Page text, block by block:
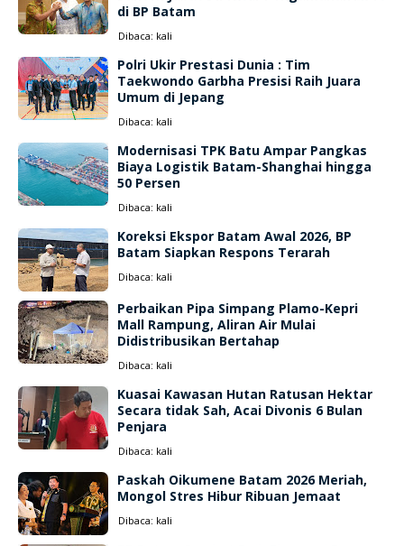
di BP Batam
Dibaca: kali
Polri Ukir Prestasi Dunia : Tim
Taekwondo Garbha Presisi Raih Juara
Umum di Jepang
Dibaca: kali
Modernisasi TPK Batu Ampar Pangkas
Biaya Logistik Batam-Shanghai hingga
50 Persen
Dibaca: kali
Koreksi Ekspor Batam Awal 2026, BP
Batam Siapkan Respons Terarah
Dibaca: kali
Perbaikan Pipa Simpang Plamo-Kepri
Mall Rampung, Aliran Air Mulai
Didistribusikan Bertahap
Dibaca: kali
Kuasai Kawasan Hutan Ratusan Hektar
Secara tidak Sah, Acai Divonis 6 Bulan
Penjara
Dibaca: kali
Paskah Oikumene Batam 2026 Meriah,
Mongol Stres Hibur Ribuan Jemaat
Dibaca: kali